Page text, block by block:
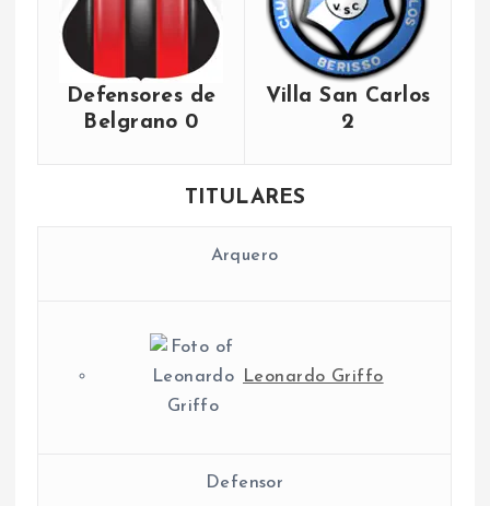
Defensores de
Belgrano 0
Villa San Carlos
2
TITULARES
Arquero
Leonardo Griffo
Defensor